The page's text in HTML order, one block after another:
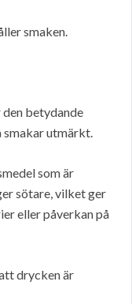
smaken.
betydande
smakar utmärkt.
som är
sötare, vilket ger
eller påverkan på
drycken är